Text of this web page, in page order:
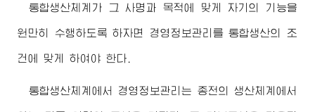
통합생산체계가 그 사명과 목적에 맞게 자기의 기능을
원만히 수행하도록 하자면 경영정보관리를 통합생산의 조
건에 맞게 하여야 한다.
통합생산체계에서 경영정보관리는 종전의 생산체계에서